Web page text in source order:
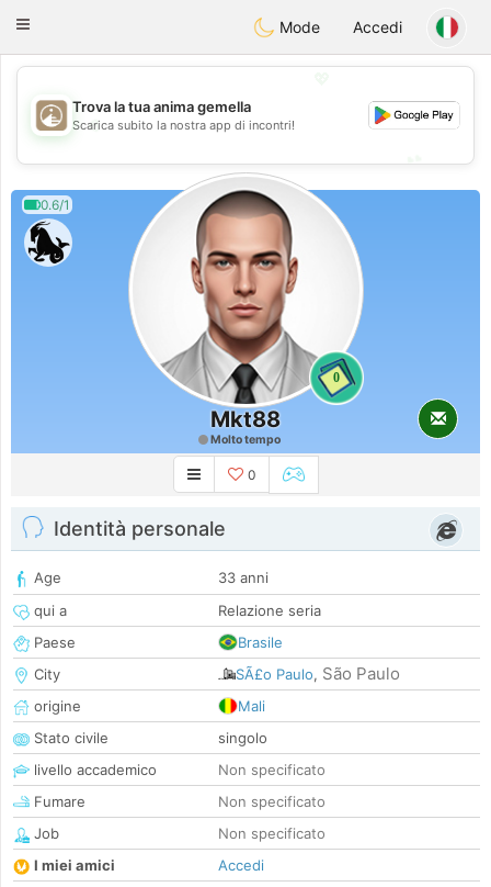
ahebik
Toggle
Mode Accedi
💖
💕
Trova la tua anima gemella
Scarica subito la nostra app di incontri!
0.6/1
0
Mkt88
Molto tempo
0
Identità personale
Age
33 anni
qui a
Relazione seria
Paese
Brasile
City
SÃ£o Paulo, São Paulo
origine
Mali
Stato civile
singolo
livello accademico
Non specificato
Fumare
Non specificato
Job
Non specificato
I miei amici
Accedi